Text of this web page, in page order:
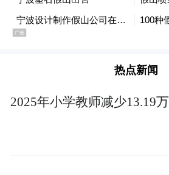
热点新闻
2025年小学教师减少13.19万